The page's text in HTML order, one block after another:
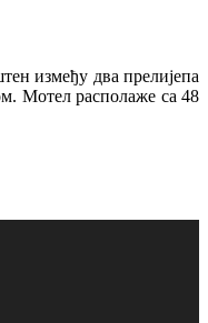
између два прелијепа
Мотел располаже са 48